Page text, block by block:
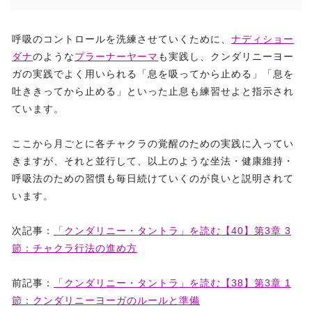
呼吸のコントロールを洗練させていくために、 ナディショー
ダナのようなプラーナーヤーマ も実践し、クンダリニーヨー
ガの実践でよく用いられる「息を吸ってから止める」「息を
吐ききってから止める」といった止息も練習せよと指示され
ています。
ここから月ごとに各チャクラの覚醒のための実践に入ってい
きますが、それと並行して、以上のような坐法・健康維持・
呼吸法のための習慣も毎日続けていくのが良いと説明されて
います。
次記事：
「クンダリニー・タントラ」を読む【40】第3章 3
節：チャクラ行法の進め方
前記事：
「クンダリニー・タントラ」を読む【38】第3章 1
節：クンダリニーヨーガのルールと準備